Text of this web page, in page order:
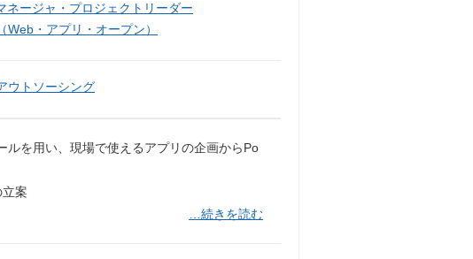
ネージャ・プロジェクトリーダー
・アプリ・オープン）
ウトソーシング
を用い、現場で使えるアプリの企画からPo
案
…続きを読む